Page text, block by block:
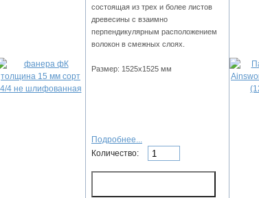
состоящая из трех и более листов
древесины с взаимно
перпендикулярным расположением
волокон в смежных слоях.
Размер: 1525х1525 мм
Подробнее...
Количество: